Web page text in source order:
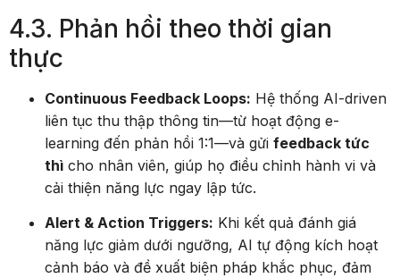
4.3. Phản hồi theo thời gian
thực
Continuous Feedback Loops: Hệ thống AI-driven
liên tục thu thập thông tin—từ hoạt động e-
learning đến phản hồi 1:1—và gửi feedback tức
thì cho nhân viên, giúp họ điều chỉnh hành vi và
cải thiện năng lực ngay lập tức.
Alert & Action Triggers: Khi kết quả đánh giá
năng lực giảm dưới ngưỡng, AI tự động kích hoạt
cảnh báo và đề xuất biện pháp khắc phục, đảm